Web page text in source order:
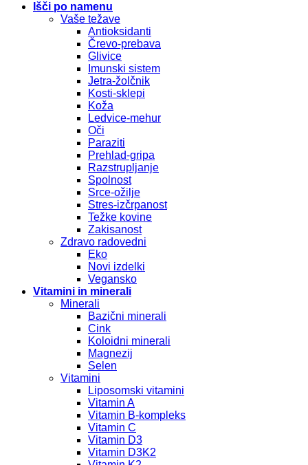
Išči po namenu
Vaše težave
Antioksidanti
Črevo-prebava
Glivice
Imunski sistem
Jetra-žolčnik
Kosti-sklepi
Koža
Ledvice-mehur
Oči
Paraziti
Prehlad-gripa
Razstrupljanje
Spolnost
Srce-ožilje
Stres-izčrpanost
Težke kovine
Zakisanost
Zdravo radovedni
Eko
Novi izdelki
Vegansko
Vitamini in minerali
Minerali
Bazični minerali
Cink
Koloidni minerali
Magnezij
Selen
Vitamini
Liposomski vitamini
Vitamin A
Vitamin B-kompleks
Vitamin C
Vitamin D3
Vitamin D3K2